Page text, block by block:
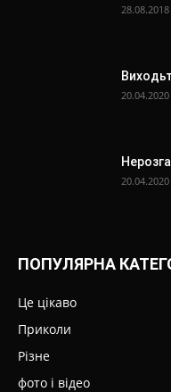
28.08.2018
20.04.2020
20.04.2020
ПОПУЛЯРНА
Це цікаво
Приколи
Різне
фото і відео